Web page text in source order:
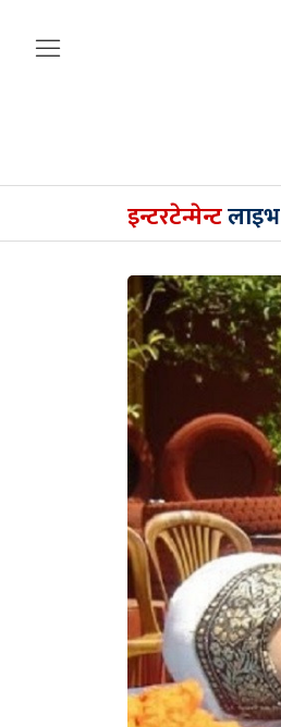
इन्टरटेन्मेन्टलाइभ